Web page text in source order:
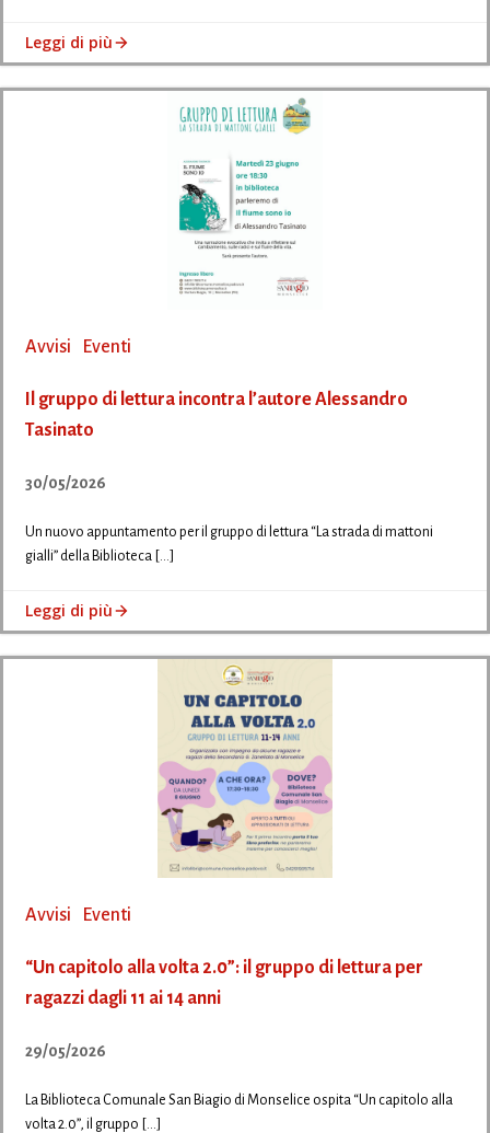
Leggi di più
Avvisi Eventi
Il gruppo di lettura incontra l’autore Alessandro
Tasinato
30/05/2026
Un nuovo appuntamento per il gruppo di lettura “La strada di mattoni
gialli” della Biblioteca […]
Leggi di più
Avvisi Eventi
“Un capitolo alla volta 2.0”: il gruppo di lettura per
ragazzi dagli 11 ai 14 anni
29/05/2026
La Biblioteca Comunale San Biagio di Monselice ospita “Un capitolo alla
volta 2.0”, il gruppo […]